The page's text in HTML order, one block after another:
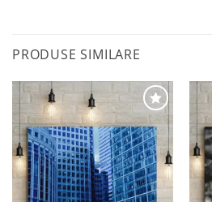
PRODUSE SIMILARE
Adaugă
la
favorite